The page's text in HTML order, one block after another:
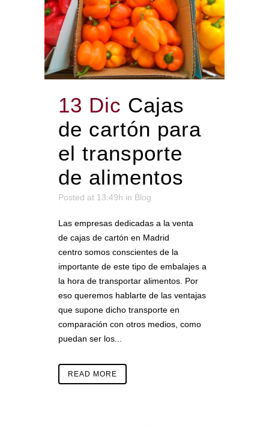
13 Dic Cajas
de cartón para
el transporte
de alimentos
Posted at 13:49h in Blog
Las empresas dedicadas a la venta
de cajas de cartón en Madrid
centro somos conscientes de la
importante de este tipo de embalajes a
la hora de transportar alimentos. Por
eso queremos hablarte de las ventajas
que supone dicho transporte en
comparación con otros medios, como
puedan ser los...
READ MORE